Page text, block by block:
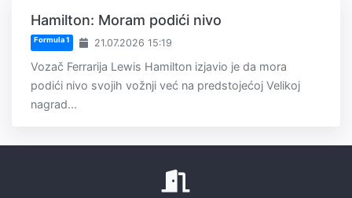
Hamilton: Moram podići nivo
Formula 1 21.07.2026 15:19
Vozač Ferrarija Lewis Hamilton izjavio je da mora
podići nivo svojih vožnji već na predstojećoj Velikoj
nagrad...